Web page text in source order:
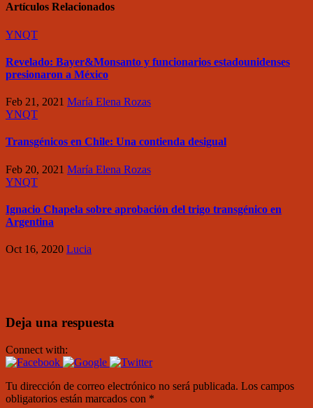
Artículos Relacionados
YNQT
Revelado: Bayer&Monsanto y funcionarios estadounidenses
presionaron a México
Feb 21, 2021 María Elena Rozas
YNQT
Transgénicos en Chile: Una contienda desigual
Feb 20, 2021 María Elena Rozas
YNQT
Ignacio Chapela sobre aprobación del trigo transgénico en
Argentina
Oct 16, 2020 Lucia
Deja una respuesta
Connect with:
Tu dirección de correo electrónico no será publicada. Los campos
obligatorios están marcados con *